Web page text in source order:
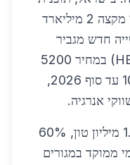
'פלדה 2026' של משרד הבינוי מקצה 2 מיליארד
חדש מגביר
דרישה לקורות כבדות (HEB 300) במחיר 5200
₪. תחזית: צמיחת שוק של 10% עד סוף 2026,
אנרגיה.
נתוני שוק: יבוא פלדה עלה ל-1.2 מיליון טון, 60%
ממוקד במגורים